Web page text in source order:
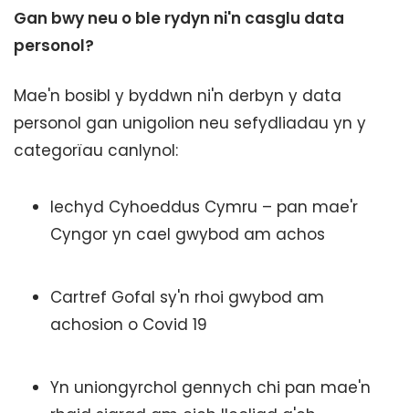
Gan bwy neu o ble rydyn ni'n casglu data
personol?
Mae'n bosibl y byddwn ni'n derbyn y data
personol gan unigolion neu sefydliadau yn y
categorïau canlynol:
Iechyd Cyhoeddus Cymru – pan mae'r
Cyngor yn cael gwybod am achos
Cartref Gofal sy'n rhoi gwybod am
achosion o Covid 19
Yn uniongyrchol gennych chi pan mae'n